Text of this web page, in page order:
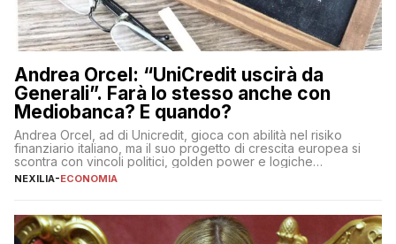
Andrea Orcel: “UniCredit uscirà da
Generali”. Farà lo stesso anche con
Mediobanca? E quando?
Andrea Orcel, ad di Unicredit, gioca con abilità nel risiko
finanziario italiano, ma il suo progetto di crescita europea si
scontra con vincoli politici, golden power e logiche
protezionistiche. Orcel e la mossa su Generali Andrea Orcel,
NEXILIA-ECONOMIA